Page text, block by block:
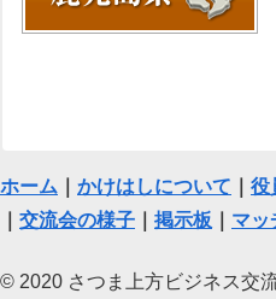
ホーム かけはしについて 役
交流会の様子 掲示板 マッ
© 2020 さつま上方ビジネス交